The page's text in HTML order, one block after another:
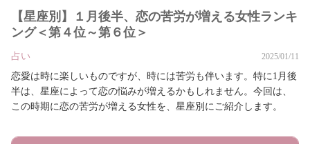
【星座別】１月後半、恋の苦労が増える女性ランキ
ング＜第４位～第６位＞
占い 2025/01/11
恋愛は時に楽しいものですが、時には苦労も伴います。特に1月後
半は、星座によって恋の悩みが増えるかもしれません。今回は、
この時期に恋の苦労が増える女性を、星座別にご紹介します。